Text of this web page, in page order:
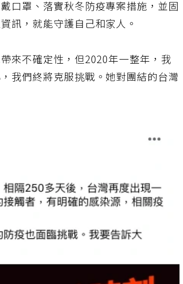
口罩、落實秋冬防疫專案措施，並固
訊，就能守護自己和家人。
來不確定性，但2020年一整年，我
我們終將克服挑戰。她對團結的台灣